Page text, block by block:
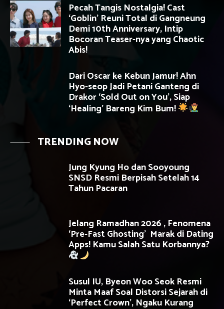
Pecah Tangis Nostalgia! Cast
‘Goblin’ Reuni Total di Gangneung
Demi 10th Anniversary, Intip
Bocoran Teaser-nya yang Chaotic
Abis!
Dari Oscar ke Kebun Jamur! Ahn
Hyo-seop Jadi Petani Ganteng di
Drakor ‘Sold Out on You’, Siap
‘Healing’ Bareng Kim Bum!
TRENDING NOW
Jung Kyung Ho dan Sooyoung
SNSD Resmi Berpisah Setelah 14
Tahun Pacaran
Jelang Ramadhan 2026 , Fenomena
‘Pre-Fast Ghosting’ Marak di Dating
Apps! Kamu Salah Satu Korbannya?
Susul IU, Byeon Woo Seok Resmi
Minta Maaf Soal Distorsi Sejarah di
‘Perfect Crown’, Ngaku Kurang